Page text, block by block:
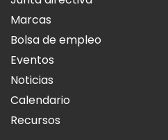
Marcas
Bolsa de empleo
Eventos
Noticias
Calendario
Recursos